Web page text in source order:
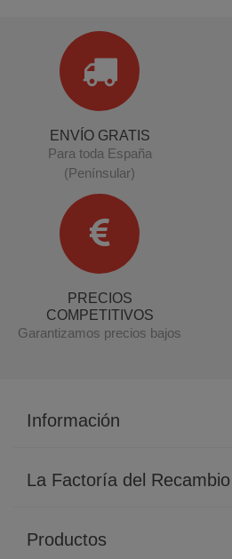
ENVÍO GRATIS
Para toda España
(Penínsular)
PRECIOS
COMPETITIVOS
Garantizamos precios bajos
Información
La Factoría del Recambio
Productos